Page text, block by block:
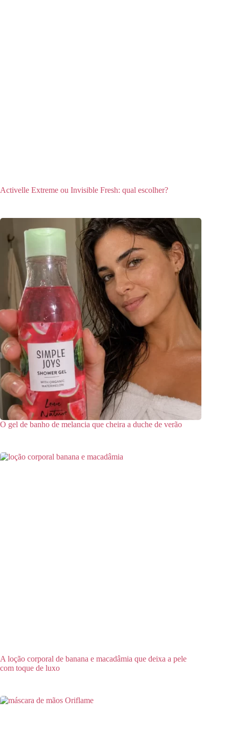
Activelle Extreme ou Invisible Fresh: qual escolher?
O gel de banho de melancia que cheira a duche de verão
A loção corporal de banana e macadâmia que deixa a pele
com toque de luxo